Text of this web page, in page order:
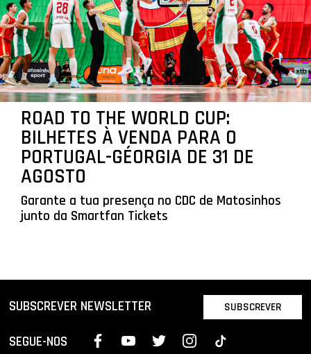
ROAD TO THE WORLD CUP:
BILHETES À VENDA PARA O
PORTUGAL-GÉORGIA DE 31 DE
AGOSTO
Garante a tua presença no CDC de Matosinhos
junto da Smartfan Tickets
SUBSCREVER NEWSLETTER SUBSCREVER
SEGUE-NOS